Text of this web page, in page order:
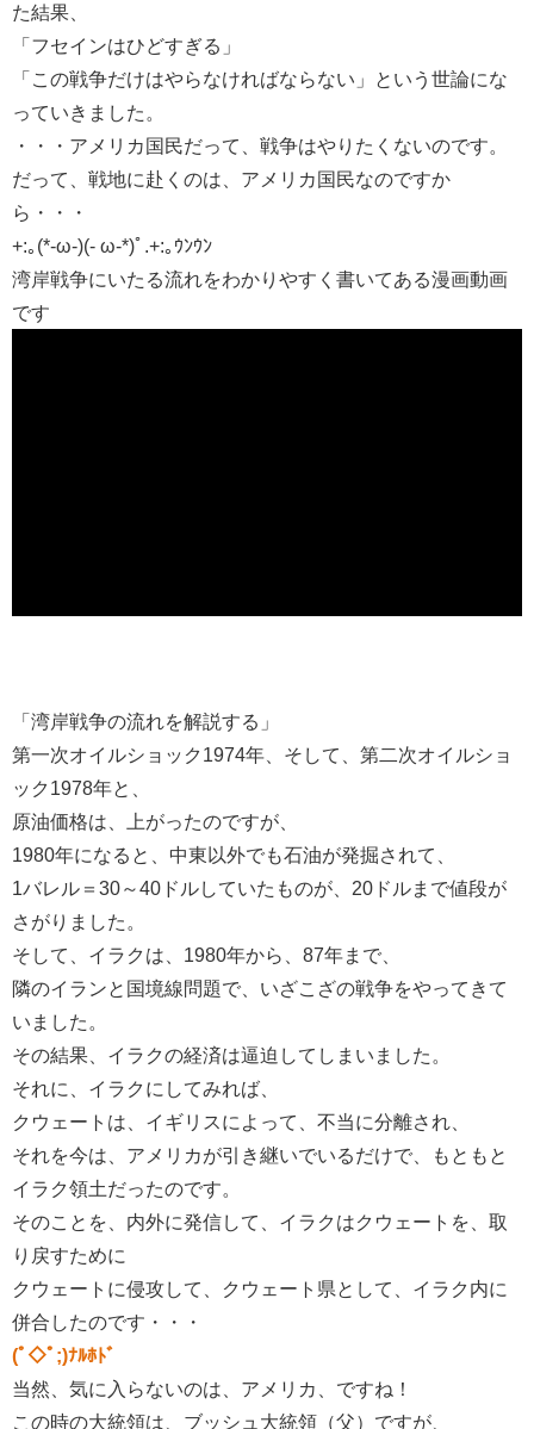
た結果、
「フセインはひどすぎる」
「この戦争だけはやらなければならない」という世論にな
っていきました。
・・・アメリカ国民だって、戦争はやりたくないのです。
だって、戦地に赴くのは、アメリカ国民なのですか
ら・・・
+:｡(*-ω-)(- ω-*)ﾟ.+:｡ｳﾝｳﾝ
湾岸戦争にいたる流れをわかりやすく書いてある漫画動画
です
「湾岸戦争の流れを解説する」
第一次オイルショック1974年、そして、第二次オイルショ
ック1978年と、
原油価格は、上がったのですが、
1980年になると、中東以外でも石油が発掘されて、
1バレル＝30～40ドルしていたものが、20ドルまで値段が
さがりました。
そして、イラクは、1980年から、87年まで、
隣のイランと国境線問題で、いざこざの戦争をやってきて
いました。
その結果、イラクの経済は逼迫してしまいました。
それに、イラクにしてみれば、
クウェートは、イギリスによって、不当に分離され、
それを今は、アメリカが引き継いでいるだけで、もともと
イラク領土だったのです。
そのことを、内外に発信して、イラクはクウェートを、取
り戻すために
クウェートに侵攻して、クウェート県として、イラク内に
併合したのです・・・
(ﾟ◇ﾟ;)ﾅﾙﾎﾄﾞ
当然、気に入らないのは、アメリカ、ですね！
この時の大統領は、ブッシュ大統領（父）ですが、